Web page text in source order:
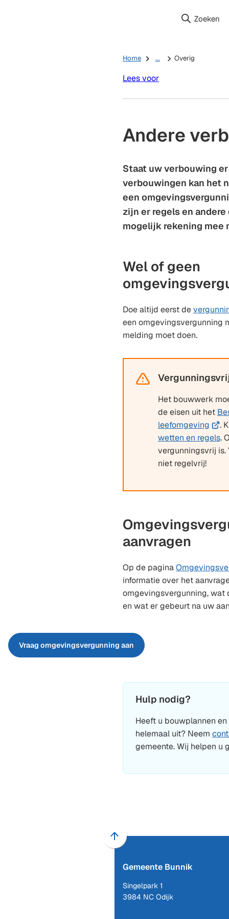
Zoeken
Home ... Overig
Lees voor
Andere
Staat uw verbouwing
verbouwingen kan het
een
zijn er regels en
mogelijk rekening mee
Wel of geen
Doe altijd eerst de
een omgevingsvergunning
melding moet doen.
Waarschuwing:
Het bouwwerk
de eisen uit het
leefomgeving
naar
een
.
wetten en regels.
vergunningsvrij is.
niet regelvrij!
aanvragen
Op de pagina
informatie over het
omgevingsvergunning, wat
en wat er gebeurt na uw
Vraag omgevingsvergunning aan
Hulp nodig?
Heeft u bouwplannen
helemaal uit? Neem
gemeente. Wij helpen u
Scroll
boven
naar
het
Gemeente Bunnik
Singelpark 1
3984 NC Odijk